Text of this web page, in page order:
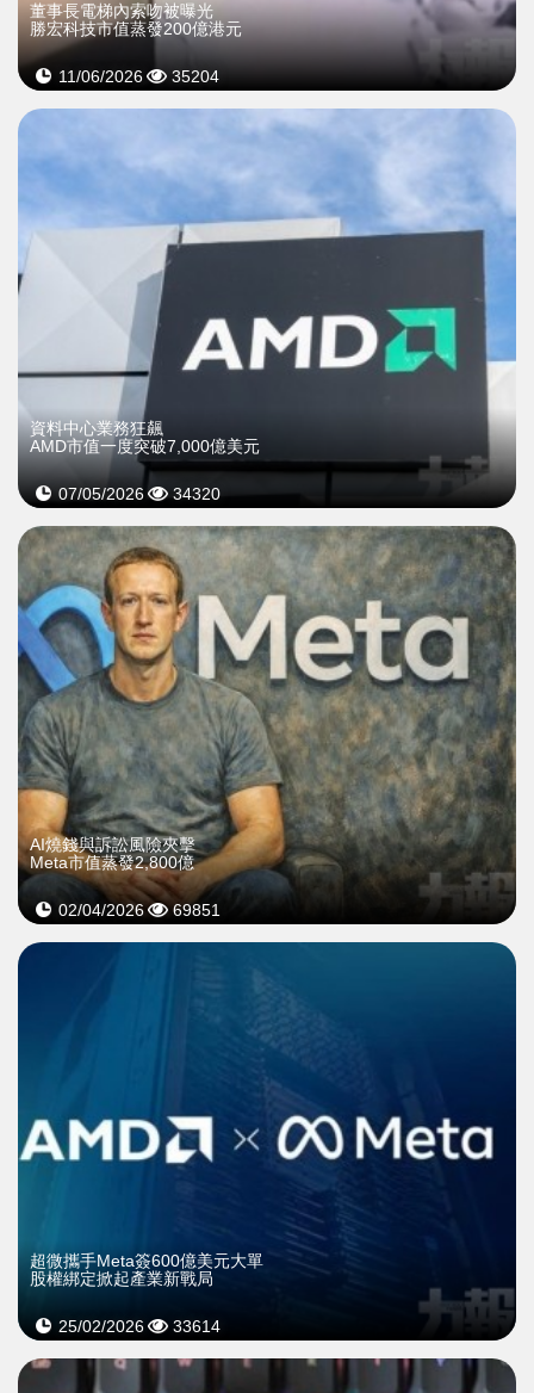
董事長電梯內索吻被曝光
勝宏科技市值蒸發200億港元
11/06/2026 35204
資料中心業務狂飆
AMD市值一度突破7,000億美元
07/05/2026 34320
AI燒錢與訴訟風險夾擊
Meta市值蒸發2,800億
02/04/2026 69851
超微攜手Meta簽600億美元大單
股權綁定掀起產業新戰局
25/02/2026 33614